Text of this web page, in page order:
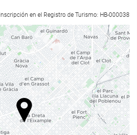
con movilidad reducida
en el Registro de Turismo: HB-000038